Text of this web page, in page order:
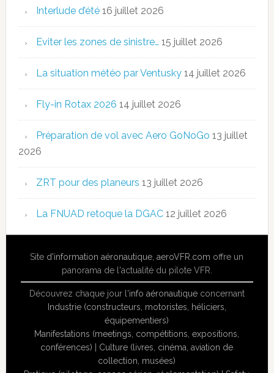
Interlude d’été 16 juillet 2026
Eviter les zones de sinistre… 15 juillet 2026
La situation météo par Ventusky 14 juillet 2026
Fly-in Rotax 2026 14 juillet 2026
Préparation de vol avec Aero GoNoGo 13 juillet
2026
ZRT pour des planeurs 13 juillet 2026
La FNUAD retoque la DGAC 12 juillet 2026
Site d'information aéronautique,aeroVFR.com offre un
panorama de l'actualité du pilote VFR.
Découvrez chaque jour l'info aéronautiqueconcernant
Industrie (constructeurs, motoristes, héliciers,
équipementiers)
Manifestations (meetings, compétitions, expositions,
conférences)
Culture (livres, cinéma, aviation de
collection, musées)